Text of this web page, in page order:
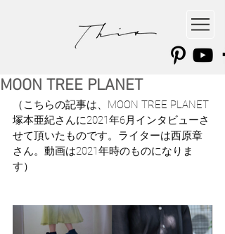
MOON TREE PLANET
（こちらの記事は、MOON TREE PLANET
塚本亜紀さんに2021年6月インタビューさ
せて頂いたものです。ライターは西原章
さん。動画は2021年時のものになりま
す）